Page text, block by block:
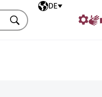
Ausgewählte
DE
Suchen